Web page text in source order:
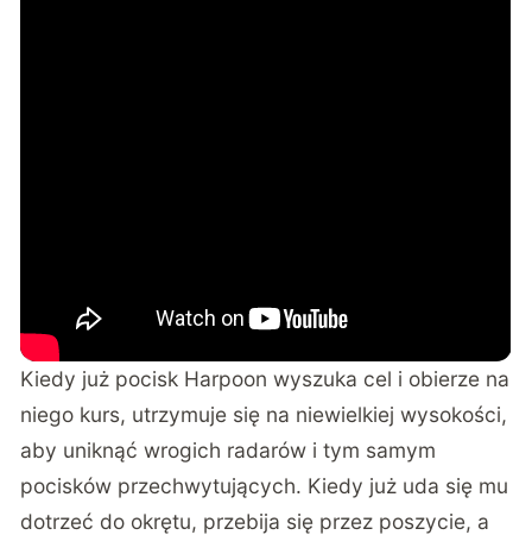
Kiedy już pocisk Harpoon wyszuka cel i obierze na
niego kurs, utrzymuje się na niewielkiej wysokości,
aby uniknąć wrogich radarów i tym samym
pocisków przechwytujących. Kiedy już uda się mu
dotrzeć do okrętu, przebija się przez poszycie, a